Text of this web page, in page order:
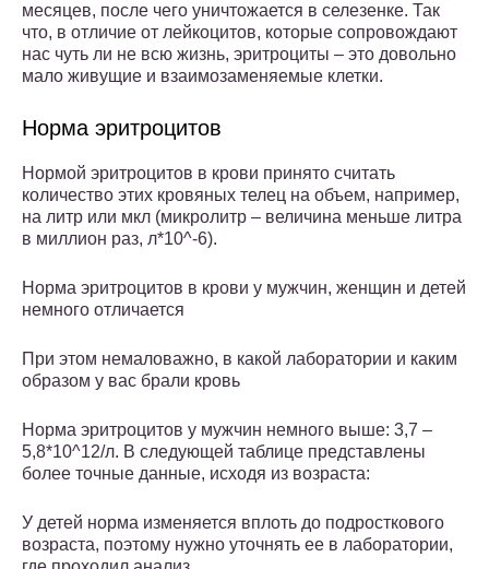
месяцев, после чего уничтожается в селезенке. Так
что, в отличие от лейкоцитов, которые сопровождают
нас чуть ли не всю жизнь, эритроциты – это довольно
мало живущие и взаимозаменяемые клетки.
Норма эритроцитов
Нормой эритроцитов в крови принято считать
количество этих кровяных телец на объем, например,
на литр или мкл (микролитр – величина меньше литра
в миллион раз, л*10^-6).
Норма эритроцитов в крови у мужчин, женщин и детей
немного отличается
При этом немаловажно, в какой лаборатории и каким
образом у вас брали кровь
Норма эритроцитов у мужчин немного выше: 3,7 –
5,8*10^12/л. В следующей таблице представлены
более точные данные, исходя из возраста:
У детей норма изменяется вплоть до подросткового
возраста, поэтому нужно уточнять ее в лаборатории,